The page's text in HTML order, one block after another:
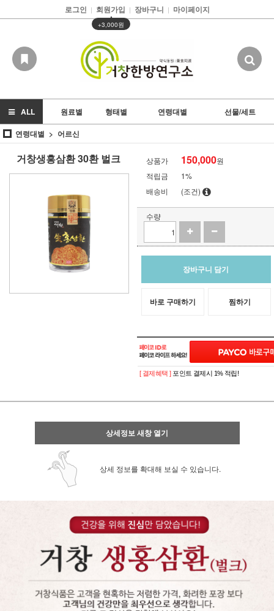
로그인 | 회원가입 |
▲
+3,000원
장바구니 | 마이페이지
ALL 원료별 형태별 연령대별
선물/세트
연령대별
어르신
거창생홍삼환 30환 벌크 상품가 150,000원
적립금
1%
배송비
(조건)
수량
장바구니 담기
바로 구매하기 찜하기
[ 결제혜택 ] 포인트 결제시 1% 적립!
상세정보 새창 열기
상세 정보를 확대해 보실 수 있습니다.